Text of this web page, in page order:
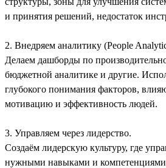
и принятия решений, недостаток
2. Внедряем аналитику (People
Делаем дашборды по
бюджетной аналитике и другие.
глубокого понимания факторов,
мотивацию и эффективность людей.
3. Управляем через лидерство.
Создаём лидерскую культуру, где
нужными навыками и компетенциями